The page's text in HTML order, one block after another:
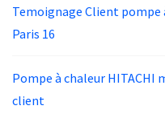
Temoignage Client
Paris 16
Pompe à chaleur
client